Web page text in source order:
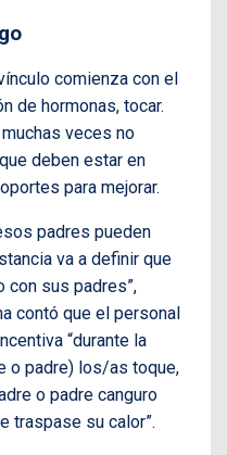
comienza con el
de hormonas, tocar.
veces no
deben estar en
para mejorar.
padres pueden
va a definir que
con sus padres”,
contó que el personal
“durante la
o padre) los/as toque,
o padre canguro
traspase su calor”.